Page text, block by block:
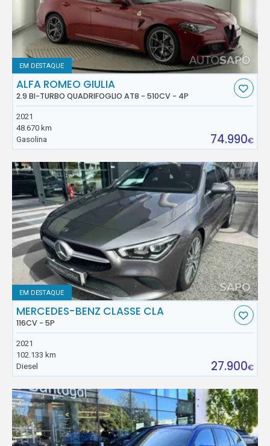
EM DESTAQUE
ALFA ROMEO GIULIA
2.9 BI-TURBO QUADRIFOGLIO AT8 - 510CV - 4P
2021
48.670 km
Gasolina
74.990€
EM DESTAQUE
MERCEDES-BENZ CLASSE CLA
116CV - 5P
2021
102.133 km
Diesel
27.900€